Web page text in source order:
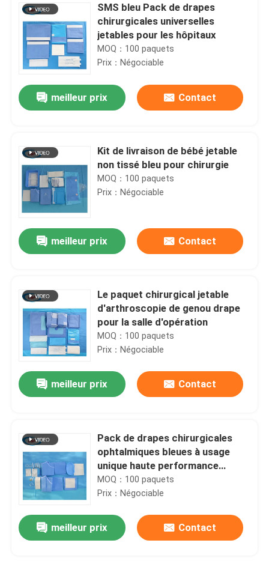
SMS bleu Pack de drapes
chirurgicales universelles
jetables pour les hôpitaux
MOQ：100 paquets
Prix：Négociable
meilleur prix Contact
Kit de livraison de bébé jetable
non tissé bleu pour chirurgie
MOQ：100 paquets
Prix：Négociable
meilleur prix Contact
Le paquet chirurgical jetable
d'arthroscopie de genou drape
pour la salle d'opération
MOQ：100 paquets
Prix：Négociable
meilleur prix Contact
Pack de drapes chirurgicales
ophtalmiques bleues à usage
unique haute performance
ODM/OEM pour les procédures
oculaires
MOQ：100 paquets
Prix：Négociable
meilleur prix Contact